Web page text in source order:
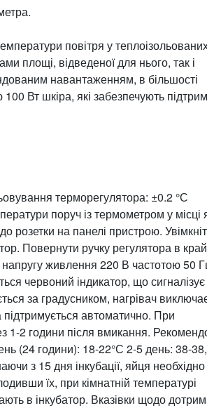
повітря у
площі, відведеної для нього, так і
навантаженням, в більшості
Вт шкіра, які забезпечують
терморегулятора: ±0.2 °С
поруч із термометром у місці
розетки на панелі пристрою.
Повернути ручку регулятора в
живлення 220 В частотою 50
червоний індикатор, що
за градусником, нагрівач
автоматично. При
1-2 години після вмикання.
(24 години): 18-22°С 2-5день: 38-
з 15 дня інкубації, яйця необхідно
їх, при кімнатній температурі
в інкубатор. Вказівки щодо